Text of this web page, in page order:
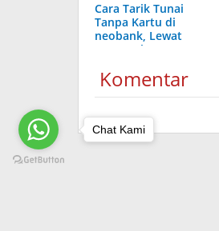
Cara Tarik Tunai
Tanpa Kartu di
neobank, Lewat
ATM Berlogo PRIMA
Komentar
Chat Kami